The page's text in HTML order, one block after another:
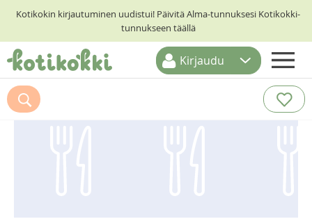
Kotikokin kirjautuminen uudistui! Päivitä Alma-tunnuksesi Kotikokki-
tunnukseen täällä
ETUSIVU
RESEPTIHAKU
Kirjaudu
Suosittelemme myös